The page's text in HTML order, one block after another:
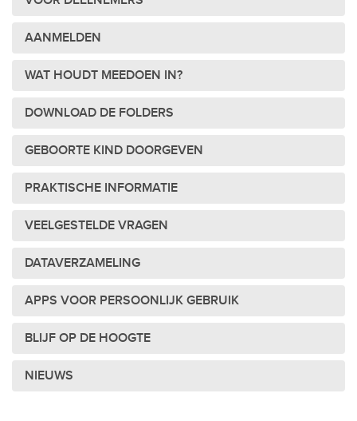
AANMELDEN
WAT HOUDT MEEDOEN IN?
DOWNLOAD DE FOLDERS
GEBOORTE KIND DOORGEVEN
PRAKTISCHE INFORMATIE
VEELGESTELDE VRAGEN
DATAVERZAMELING
APPS VOOR PERSOONLIJK GEBRUIK
BLIJF OP DE HOOGTE
NIEUWS